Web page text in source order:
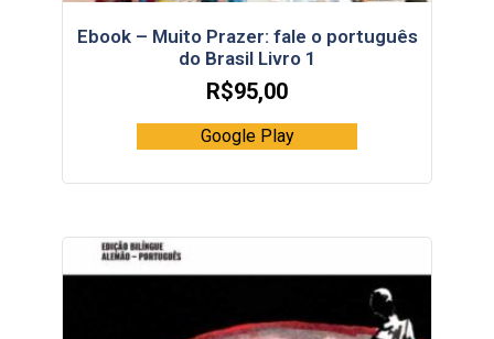
Ebook – Muito Prazer: fale o português
do Brasil Livro 1
R$95,00
Google Play